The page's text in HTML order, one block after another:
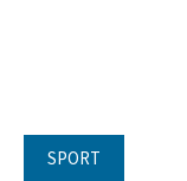
SPORT